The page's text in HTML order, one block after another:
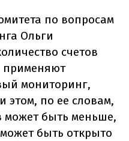
по вопросам
Ольги
счетов
применяют
мониторинг,
этом, по ее словам,
может быть меньше,
быть открыто